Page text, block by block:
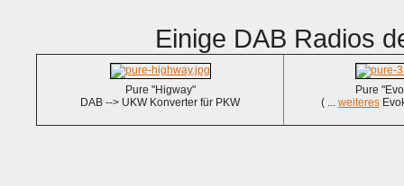
Einige DAB Radios
Pure "Higway"
DAB --> UKW Konverter für PKW
Pure
( ... weiteres